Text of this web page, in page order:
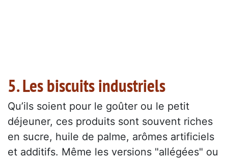
5. Les biscuits industriels
Qu’ils soient pour le goûter ou le petit
déjeuner, ces produits sont souvent riches
en sucre, huile de palme, arômes artificiels
et additifs. Même les versions "allégées" ou